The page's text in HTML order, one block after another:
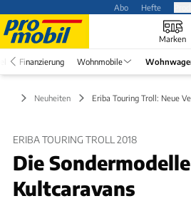
Abo Hefte
Marken
Finanzierung Wohnmobile
Neuheiten Eriba Touring Troll: Neue
ERIBA TOURING TROLL 2018
Die
Kultcaravans